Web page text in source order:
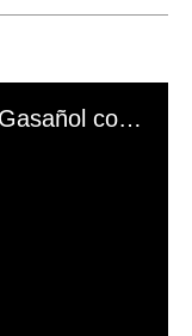
El mal momento de Yanina Gasañol con un hincha argentino en "Subrayado"